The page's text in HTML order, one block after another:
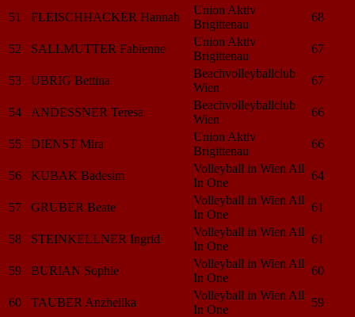
51 FLEISCHHACKER Hannah
Union Aktiv
Brigittenau
68
52 SALLMUTTER Fabienne
Union Aktiv
Brigittenau
67
53 UBRIG Bettina
Beachvolleyballclub
Wien
67
54 ANDESSNER Teresa
Beachvolleyballclub
Wien
66
55 DIENST Mira
Union Aktiv
Brigittenau
66
56 KUBAK Badesim
Volleyball in Wien All
In One
64
57 GRUBER Beate
Volleyball in Wien All
In One
61
58 STEINKELLNER Ingrid
Volleyball in Wien All
In One
61
59 BURIAN Sophie
Volleyball in Wien All
In One
60
60 TAUBER Anzhelika
Volleyball in Wien All
In One
59